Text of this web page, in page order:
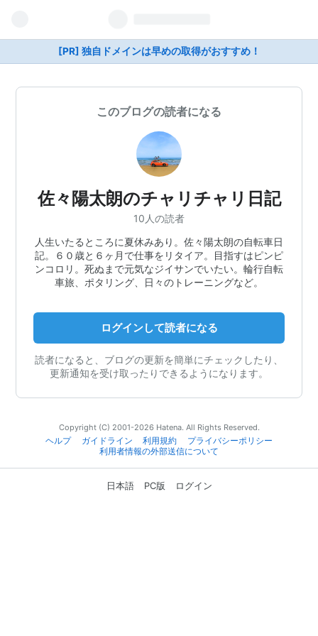
[PR] 独自ドメインは早めの取得がおすすめ！
このブログの読者になる
佐々陽太朗のチャリチャリ日記
10人の読者
人生いたるところに夏休みあり。佐々陽太朗の自転車日
記。６０歳と６ヶ月で仕事をリタイア。目指すはピンピ
ンコロリ。死ぬまで元気なジイサンでいたい。輪行自転
車旅、ポタリング、日々のトレーニングなど。
ログインして読者になる
読者になると、ブログの更新を簡単にチェックしたり、
更新通知を受け取ったりできるようになります。
Copyright (C) 2001-2026 Hatena. All Rights Reserved.
ヘルプ
ガイドライン 利用規約
プライバシーポリシー
利用者情報の外部送信について
日本語 PC版 ログイン